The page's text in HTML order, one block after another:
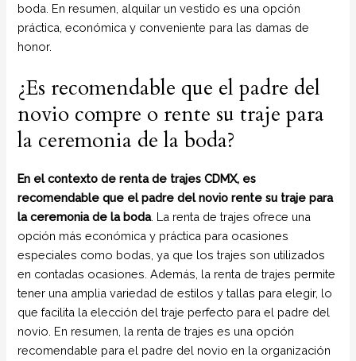
boda. En resumen, alquilar un vestido es una opción
práctica, económica y conveniente para las damas de
honor.
¿Es recomendable que el padre del
novio compre o rente su traje para
la ceremonia de la boda?
En el contexto de renta de trajes CDMX, es
recomendable que el padre del novio rente su traje para
la ceremonia de la boda. La renta de trajes ofrece una
opción más económica y práctica para ocasiones
especiales como bodas, ya que los trajes son utilizados
en contadas ocasiones. Además, la renta de trajes permite
tener una amplia variedad de estilos y tallas para elegir, lo
que facilita la elección del traje perfecto para el padre del
novio. En resumen, la renta de trajes es una opción
recomendable para el padre del novio en la organización